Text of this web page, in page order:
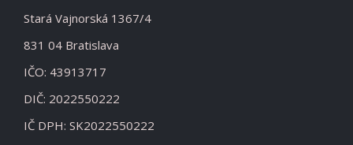
Stará Vajnorská 1367/4
831 04 Bratislava
IČO: 43913717
DIČ: 2022550222
IČ DPH: SK2022550222